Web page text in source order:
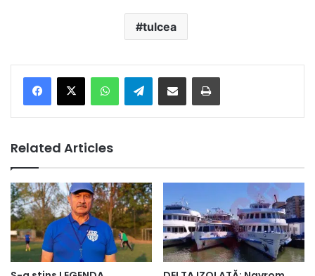
tulcea
Telegram
Related Articles